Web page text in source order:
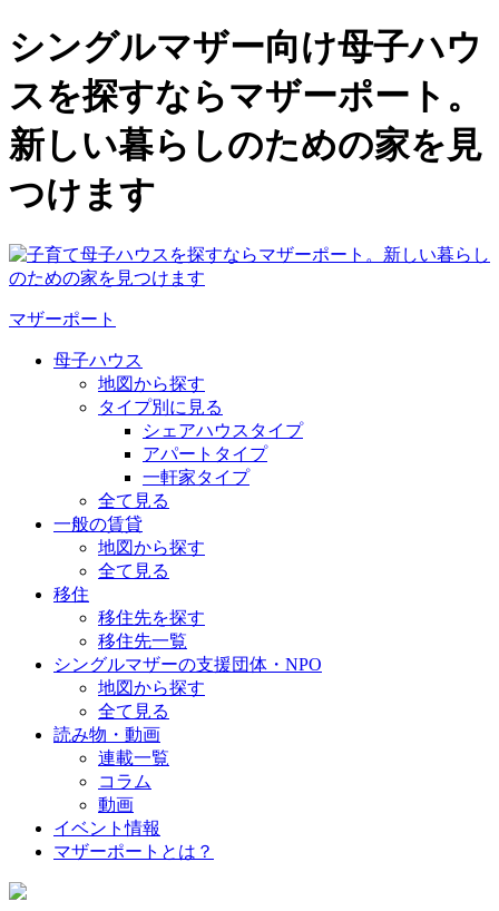
シングルマザー向け母子ハウ
スを探すならマザーポート。
新しい暮らしのための家を見
つけます
マザーポート
母子ハウス
地図から探す
タイプ別に見る
シェアハウスタイプ
アパートタイプ
一軒家タイプ
全て見る
一般の賃貸
地図から探す
全て見る
移住
移住先を探す
移住先一覧
シングルマザーの支援団体・NPO
地図から探す
全て見る
読み物・動画
連載一覧
コラム
動画
イベント情報
マザーポートとは？